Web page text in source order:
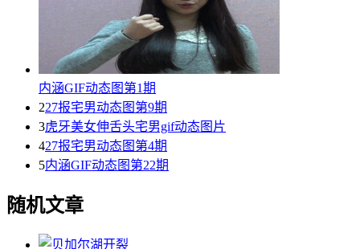
内涵GIF动态图第1期
227报宅男动态图第9期
3虎牙美女伸舌头宅男gif动态图片
427报宅男动态图第4期
5内涵GIF动态图第22期
随机文章